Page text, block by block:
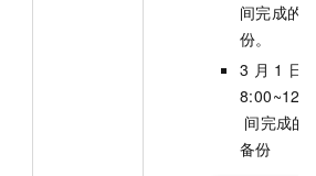
间完成的
份。
3 月 1 日
间完成的
备份